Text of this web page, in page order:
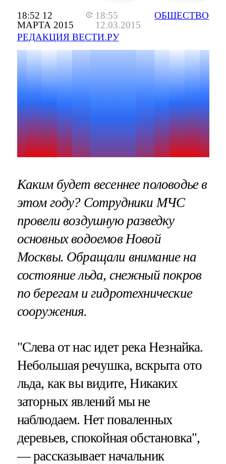
18:52 12
МАРТА 2015
18:55
12.03.2015
РЕДАКЦИЯ ВЕСТИ.РУ
ОБЩЕСТВО
Каким будет весеннее половодье в
этом году? Сотрудники МЧС
провели воздушную разведку
основных водоемов Новой
Москвы. Обращали внимание на
состояние льда, снежный покров
по берегам и гидротехнические
сооружения.
"Слева от нас идет река Незнайка.
Небольшая речушка, вскрыта ото
льда, как вы видите, Никаких
заторных явлений мы не
наблюдаем. Нет поваленных
деревьев, спокойная обстановка",
— рассказывает начальник